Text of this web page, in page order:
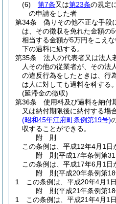
(6)
第7条又は第23条の規定
の申請をした者
第34条
偽りその他不正な手段
は、その徴収を免れた金額の
相当する金額が5万円をこえ
下の過料に処する。
第35条
法人の代表者又は法人
人その他の従業者が、その法
の違反行為をしたときは、行
は人に対しても過料を科する。
(延滞金の徴収)
第36条
使用料及び過料を納付
又は納付期限後に納付する場
(昭和45年江府町条例第19号)
収することができる。
附 則
この条例は、平成12年4月1日
附 則(平成17年条例第
この条例は、平成17年6月1日
附 則(平成20年条例第
1
この条例は、平成20年4月1
附 則(平成21年条例第
1
この条例は、平成21年4月1